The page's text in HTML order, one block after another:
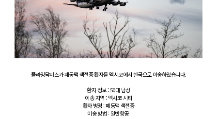
플라잉닥터스가 폐동맥 색전증 환자를 멕시코에서 한국으로 이송하였습니다.
환자 정보 : 50대 남성
이송 지역 : 멕시코 시티
환자 병명 : 폐동맥 색전증
이송 방법 : 일반항공